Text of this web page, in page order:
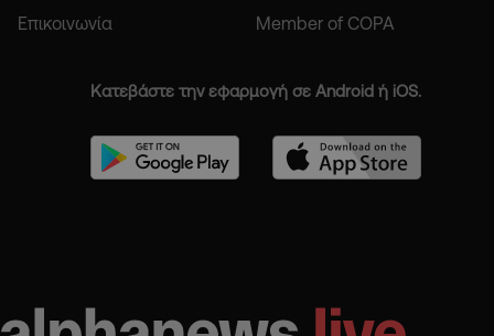
Επικοινωνία Member of COPA
Κατεβάστε την εφαρμογή σε Android ή iOS.